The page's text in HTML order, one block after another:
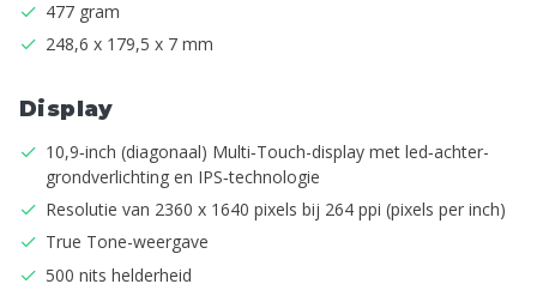
477 gram
248,6 x 179,5 x 7 mm
Display
10,9‑inch (diagonaal) Multi‑Touch-display met led‑achter­
grond­verlichting en IPS‑technologie
Resolutie van 2360 x 1640 pixels bij 264 ppi (pixels per inch)
True Tone-weergave
500 nits helderheid